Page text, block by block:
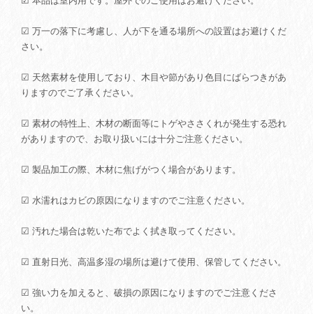
☑ 万一の落下に考慮し、人が下を通る場所への設置はお避けくだ
さい。
☑ 天然素材を使用しており、木目や節があり色目にばらつきがあ
りますのでご了承ください。
☑ 素材の特性上、木材の断面等にトゲやささくれが発生する恐れ
がありますので、お取り扱いには十分ご注意ください。
☑ 製品加工の際、木材に焦げがつく場合があります。
☑ 水濡れはカビの原因になりますのでご注意ください。
☑ 汚れた場合は乾いた布でよく拭き取ってください。
☑ 直射日光、高温多湿の場所は避けて使用、保管してください。
☑ 強い力を加えると、破損の原因になりますのでご注意くださ
い。